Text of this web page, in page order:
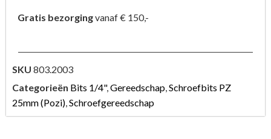
Gratis bezorgingvanaf € 150,-
SKU 803.2003
Categorieën Bits 1/4",Gereedschap,Schroefbits PZ
25mm (Pozi),Schroefgereedschap